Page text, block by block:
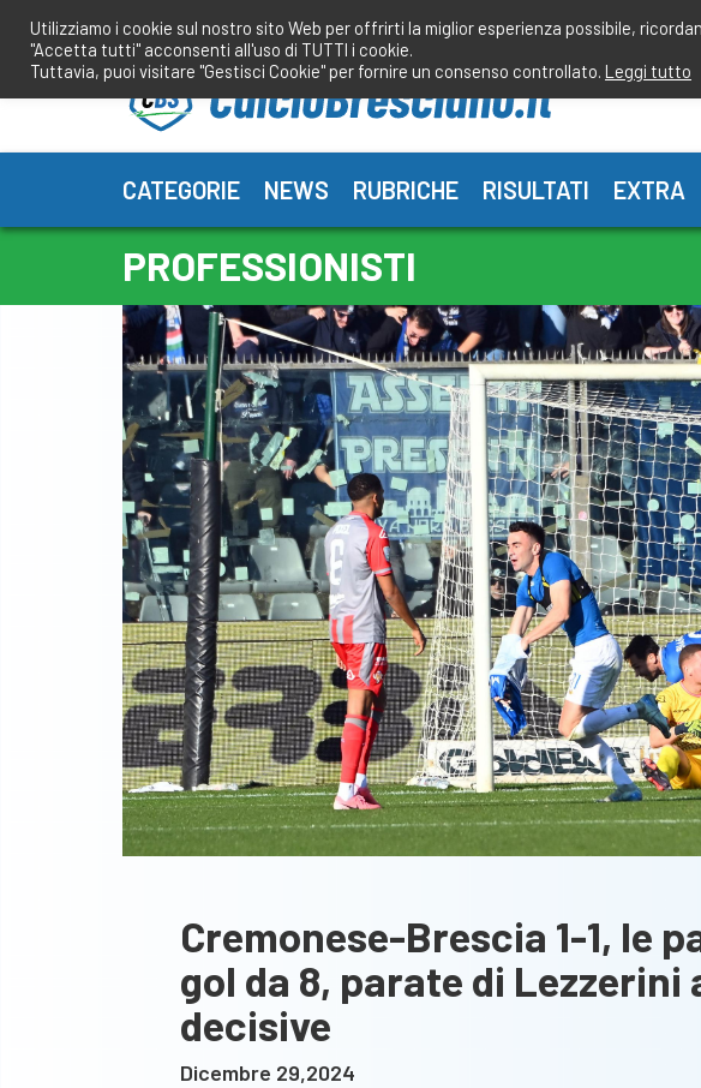
contenuto
CATEGORIE NEWS RUBRICHE RISULTATI EXTRA
PROFESSIONISTI
Cremonese-Brescia 1-1, le
gol da 8, parate di
decisive
Dicembre 29,2024
Utilizziamo i cookie sul nostro sito Web per offrirti la miglior esperienza possibile,
"Accetta tutti" acconsenti all'uso di TUTTI i cookie.
Tuttavia, puoi visitare "Gestisci Cookie" per fornire un consenso controllato. Leggi tutto